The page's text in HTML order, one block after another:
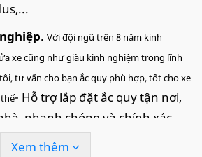
. Với đội ngũ trên 8 năm kinh
xe cũng như giàu kinh nghiệm trong lĩnh
tư vấn cho bạn ắc quy phù hợp, tốt cho xe
- Hỗ trợ lắp đặt ắc quy tận nơi,
nhanh chóng và chính xác
Xem thêm